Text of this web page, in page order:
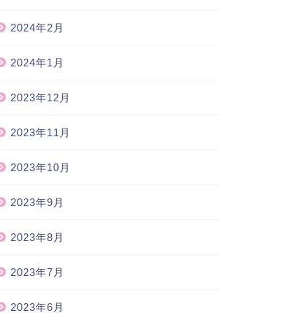
2024年2月
2024年1月
2023年12月
2023年11月
2023年10月
2023年9月
2023年8月
2023年7月
2023年6月